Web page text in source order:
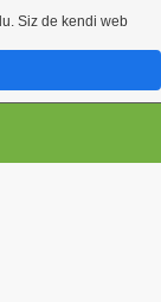
Siz de kendi web